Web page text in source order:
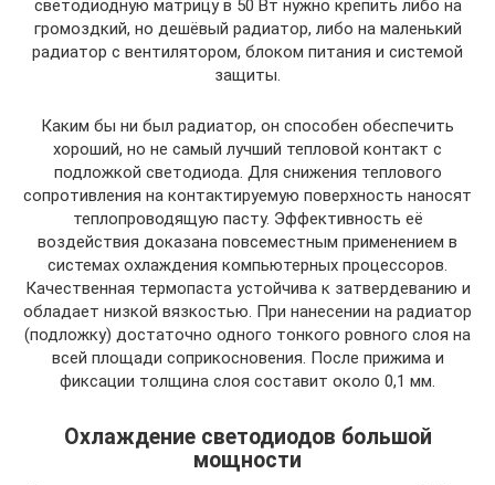
светодиодную матрицу в 50 Вт нужно крепить либо на
громоздкий, но дешёвый радиатор, либо на маленький
радиатор с вентилятором, блоком питания и системой
защиты.
Каким бы ни был радиатор, он способен обеспечить
хороший, но не самый лучший тепловой контакт с
подложкой светодиода. Для снижения теплового
сопротивления на контактируемую поверхность наносят
теплопроводящую пасту. Эффективность её
воздействия доказана повсеместным применением в
системах охлаждения компьютерных процессоров.
Качественная термопаста устойчива к затвердеванию и
обладает низкой вязкостью. При нанесении на радиатор
(подложку) достаточно одного тонкого ровного слоя на
всей площади соприкосновения. После прижима и
фиксации толщина слоя составит около 0,1 мм.
Охлаждение светодиодов большой
мощности